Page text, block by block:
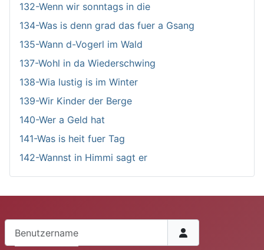
132-Wenn wir sonntags in die
134-Was is denn grad das fuer a Gsang
135-Wann d-Vogerl im Wald
137-Wohl in da Wiederschwing
138-Wia lustig is im Winter
139-Wir Kinder der Berge
140-Wer a Geld hat
141-Was is heit fuer Tag
142-Wannst in Himmi sagt er